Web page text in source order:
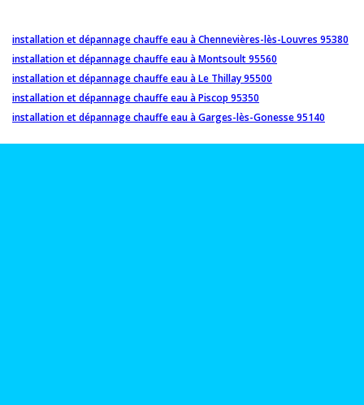
installation et dépannage chauffe eau à Chennevières-lès-Louvres 95380
installation et dépannage chauffe eau à Montsoult 95560
installation et dépannage chauffe eau à Le Thillay 95500
installation et dépannage chauffe eau à Piscop 95350
installation et dépannage chauffe eau à Garges-lès-Gonesse 95140